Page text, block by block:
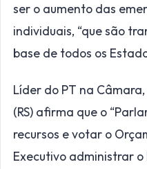
ser o aumento das
individuais, “que são
base de todos os
Líder do PT na
(RS) afirma que o
recursos e votar o
Executivo administrar o